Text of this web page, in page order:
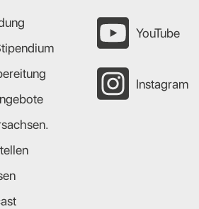
YouTube
Instagram